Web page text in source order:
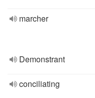
marcher
Demonstrant
conciliating